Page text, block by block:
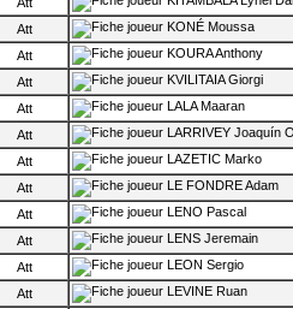
Att
KONÉ Moussa
Att
KOURA Anthony
Att
KVILITAIA Giorgi
Att
LALA Maaran
Att
LARRIVEY Joaquín
Att
LAZETIC Marko
Att
LE FONDRE Adam
Att
LENO Pascal
Att
LENS Jeremain
Att
LEON Sergio
Att
LEVINE Ruan